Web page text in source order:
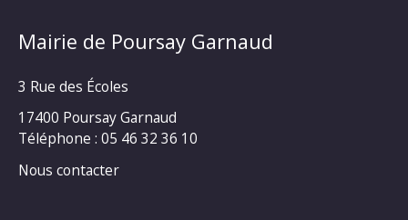
Mairie de Poursay Garnaud
3 Rue des Écoles
17400 Poursay Garnaud
Téléphone : 05 46 32 36 10
Nous contacter